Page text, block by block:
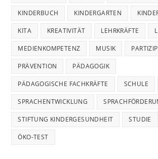
KINDERBUCH KINDERGARTEN
KITA KREATIVITÄT LEHRKRÄFTE
MEDIENKOMPETENZ MUSIK
PRÄVENTION PÄDAGOGIK
PÄDAGOGISCHE FACHKRÄFTE SCHULE
SPRACHENTWICKLUNG
STIFTUNG KINDERGESUNDHEIT STUDIE
ÖKO-TEST